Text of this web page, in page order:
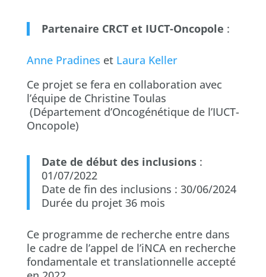
Partenaire CRCT et IUCT-Oncopole :
Anne Pradines et Laura Keller
Ce projet se fera en collaboration avec
l’équipe de Christine Toulas
(Département d’Oncogénétique de l’IUCT-
Oncopole)
Date de début des inclusions:
01/07/2022
Date de fin des inclusions : 30/06/2024
Durée du projet 36 mois
Ce programme de recherche entre dans
le cadre de l’appel de l’iNCA en recherche
fondamentale et translationnelle accepté